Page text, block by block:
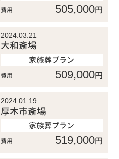
費用 505,000円
2024.03.21
大和斎場
家族葬プラン
費用 509,000円
2024.01.19
厚木市斎場
家族葬プラン
費用 519,000円